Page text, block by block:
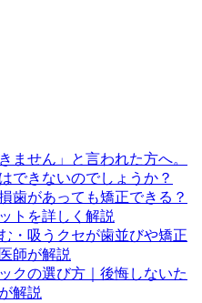
ません」と言われた方へ。
できないのでしょうか？
歯があっても矯正できる？
トを詳しく解説
・吸うクセが歯並びや矯正
師が解説
クの選び方｜後悔しないた
解説